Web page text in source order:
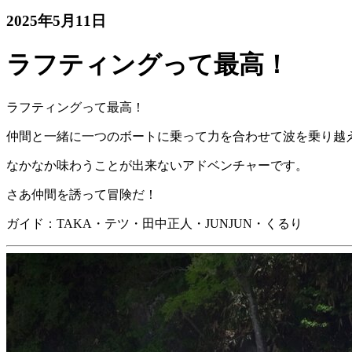
2025年5月11日
ラフティングって最高！
ラフティングって最高！
仲間と一緒に一つのボートに乗って力を合わせて波を乗り越
なかなか味わうことが出来ないアドベンチャーです。
さあ仲間を誘って冒険だ！
ガイド：TAKA・テツ・田中正人・JUNJUN・くるり